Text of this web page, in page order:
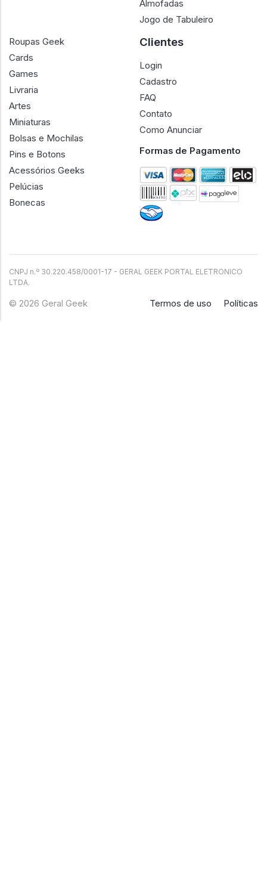
Almofadas
Jogo de Tabuleiro
Roupas Geek
Cards
Games
Livraria
Artes
Miniaturas
Bolsas e Mochilas
Pins e Botons
Acessórios Geeks
Pelúcias
Bonecas
Clientes
Login
Cadastro
FAQ
Contato
Como Anunciar
Formas de Pagamento
CNPJ n.º 30.220.458/0001-17 - GERAL GEEK PORTAL ELETRONICO
LTDA.
© 2026 Geral Geek Termos de uso Políticas